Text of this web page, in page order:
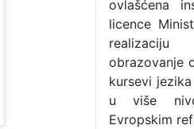
ovlašćena
licence
obrazovanje
kursevi
u više
Evropskim